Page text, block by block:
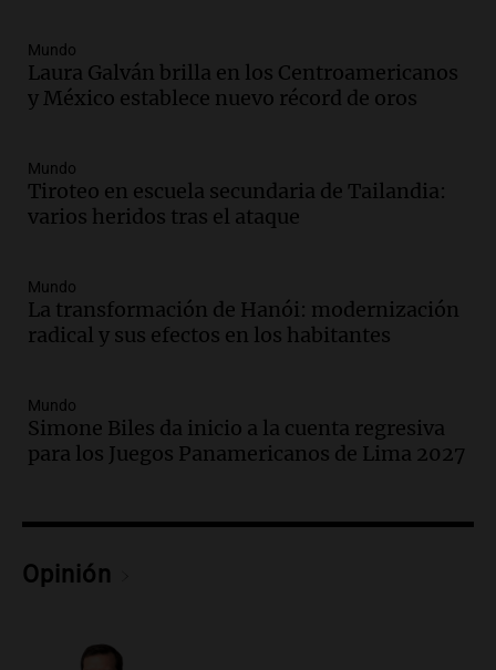
en ludopatía: “Tener el casino en la
mano es muy peligroso”
La Argentina, hoy
ciudad de Córdoba para interiorizarse
sobre los parques educativos
Amamos Argentina
Audio.
traerá más lluvias y eventos extremos
durante la primavera
Audio.Córdoba sigue trabajando para
restablecer el servicio de electricidad
tras fuertes vientos
los empresarios del país cree que la
Episodios
Mundo
Laura Galván brilla en los Centroamericanos
y México establece nuevo récord de oros
Mundo
Tiroteo en escuela secundaria de Tailandia:
varios heridos tras el ataque
Mundo
La transformación de Hanói: modernización
radical y sus efectos en los habitantes
Mundo
Simone Biles da inicio a la cuenta regresiva
para los Juegos Panamericanos de Lima 2027
Opinión